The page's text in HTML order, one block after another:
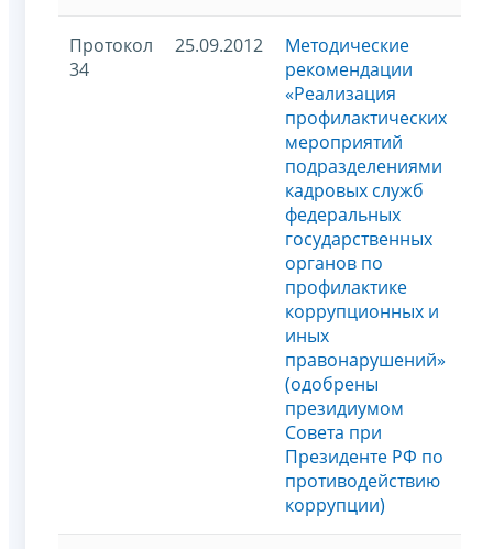
Протокол
34
25.09.2012
Методические
рекомендации
«Реализация
профилактических
мероприятий
подразделениями
кадровых служб
федеральных
государственных
органов по
профилактике
коррупционных и
иных
правонарушений»
(одобрены
президиумом
Совета при
Президенте РФ по
противодействию
коррупции)